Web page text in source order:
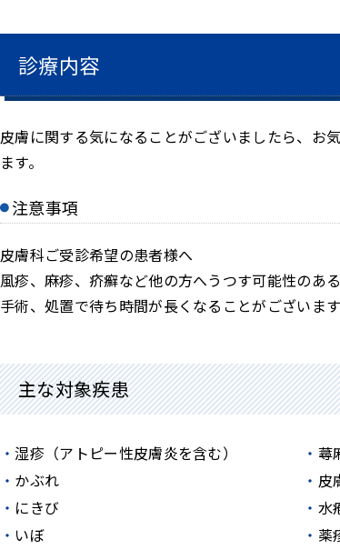
診療内容
皮膚に関する気になることがございましたら、お
ます。
注意事項
皮膚科ご受診希望の患者様へ
風疹、麻疹、疥癬など他の方へうつす可能性のあ
手術、処置で待ち時間が長くなることがございま
主な対象疾患
湿疹（アトピー性皮膚炎を含む）
かぶれ
にきび
いぼ
蕁
皮
水
薬